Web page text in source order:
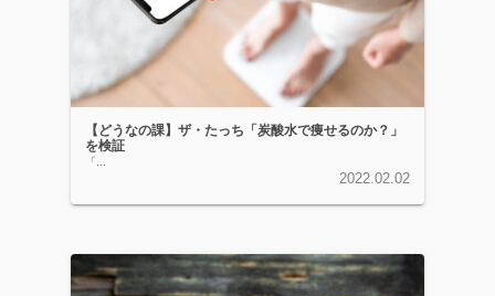
【どうなの課】ザ・たっち「炭酸水で痩せるのか？」
を検証
「...
2022.02.02